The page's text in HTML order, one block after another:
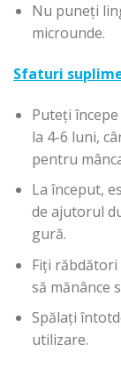
Nu puneți
microunde.
Sfaturi
Puteți
la 4-6 luni,
pentru
La început,
de ajutorul
gură.
Fiți
să mănânce
Spălați
utilizare.